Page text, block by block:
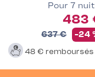
Pour 7
483
637 € -24
48 € remboursés